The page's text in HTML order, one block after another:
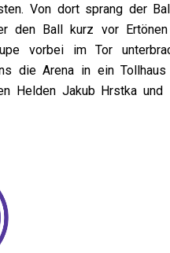
Von dort sprang der
den Ball kurz vor
vorbei im Tor
die Arena in ein Tollhaus
Helden Jakub Hrstka und